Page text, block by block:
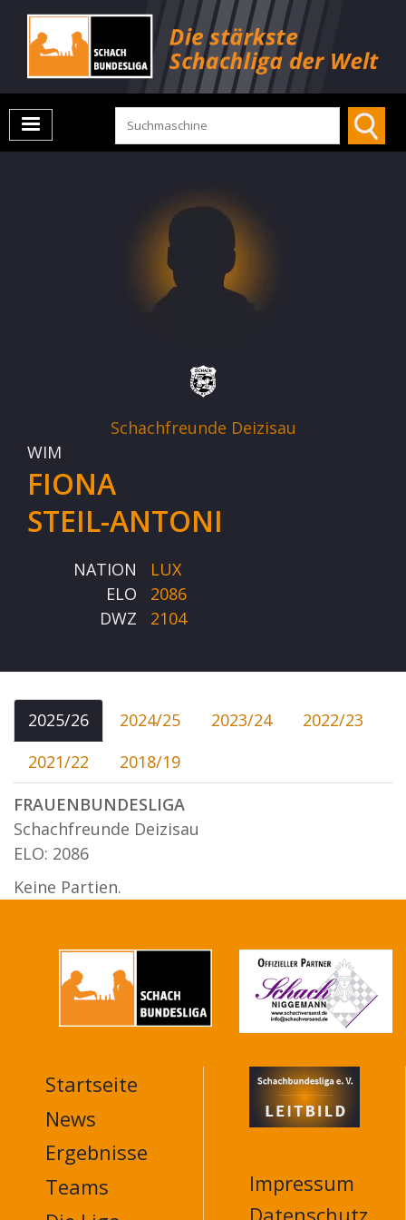
Schachfreunde Deizisau
WIM
FIONA
STEIL-ANTONI
NATION
LUX
ELO
2086
DWZ
2104
2025/26 2024/25 2023/24
2022/23
2021/22
2018/19
FRAUENBUNDESLIGA
Schachfreunde Deizisau
ELO: 2086
Keine Partien.
MAIN
NAVIGATION
FOOTER
Startseite
News
Ergebnisse
Teams
Impressum